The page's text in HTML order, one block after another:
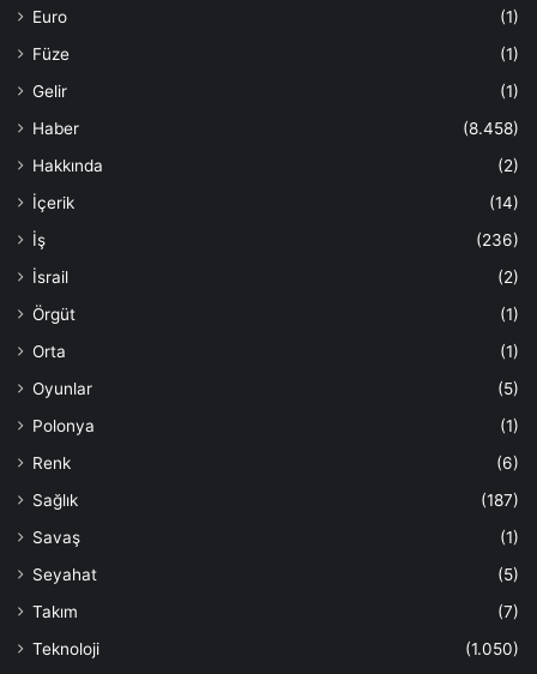
Euro
(1)
Füze
(1)
Gelir
(1)
Haber
(8.458)
Hakkında
(2)
İçerik
(14)
İş
(236)
İsrail
(2)
Örgüt
(1)
Orta
(1)
Oyunlar
(5)
Polonya
(1)
Renk
(6)
Sağlık
(187)
Savaş
(1)
Seyahat
(5)
Takım
(7)
Teknoloji
(1.050)